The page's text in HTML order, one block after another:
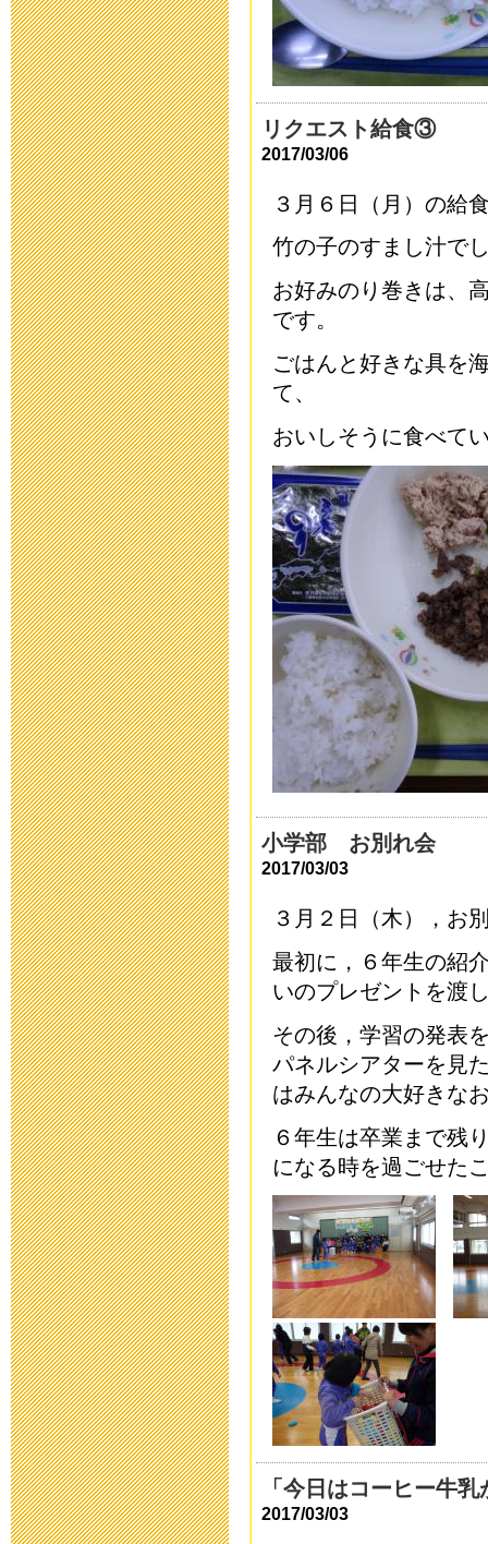
2016年9月 7日
平成２９年度
2016年7月21日
中庭改修工事
平成27年度
開します
2016年5月10日
平成２８年度
2016年5月 9日
避難訓練
2016年3月 1日
第30回公開研
た
2016年2月27日
小学部 進路
2016年2月 2日
2016年2月 1日
三重大学附属
次案内)
2016年1月 5日
第17回 ひろ
開催！
2015年11月13日
入学願書等，
2015年10月 1日
災害用伝言ダ
ついて
2015年9月28日
リクエスト給食③
2017/03/06
３月６日（月）の給
竹の子のすまし汁で
お好みのり巻きは、
です。
ごはんと好きな具を
て、
おいしそうに食べて
小学部 お別れ会
2017/03/03
３月２日（木），お
最初に，６年生の紹
いのプレゼントを渡
その後，学習の発表
パネルシアターを見
はみんなの大好きな
６年生は卒業まで残
になる時を過ごせた
「今日はコーヒー牛
2017/03/03